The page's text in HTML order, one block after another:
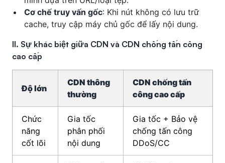
Cơ chế truy vấn gốc: Khi nút không có lưu trữ
cache, truy cập máy chủ gốc để lấy nội dung.
II. Sự khác biệt giữa CDN và CDN chống tấn công
cao cấp
Độ lớn
CDN thông
thường
CDN chống tấn
công cao cấp
Chức
năng
cốt lõi
Gia tốc
phân phối
nội dung
Gia tốc + Bảo vệ
chống tấn công
DDoS/CC